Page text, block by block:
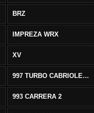
BRZ
IMPREZA WRX
XV
997 TURBO CABRIOLET AWD
993 CARRERA 2